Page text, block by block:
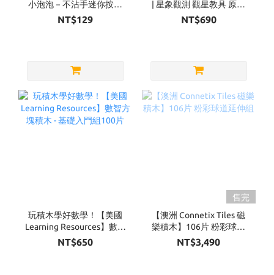
小泡泡－不沾手迷你按壓
泡泡（四款可選）
NT$129
| 星象觀測 觀星教具 原木
款
NT$690
玩積木學好數學！【美國
Learning Resources】數智
方塊積木 - 基礎入門組100
片
NT$650
售完
【澳洲 Connetix Tiles 磁
樂積木】106片 粉彩球道
延伸組
NT$3,490